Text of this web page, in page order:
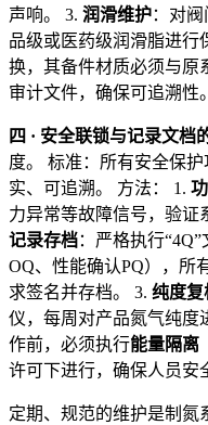
声响。 3. 润滑维护：对
品级或医药级润滑脂进行
换，其备件材质必须与原
审计文件，确保可追溯性。
四 · 安全联锁与记录文档
度。 标准：所有安全保
实、可追溯。 方法： 1.
力异常等故障信号，验证
记录存档：严格执行
OQ、性能确认PQ），所
求签名并存档。 3. 纯度复
仪，每周对产品氮气纯度
作前，必须执行能量隔离
许可下进行，确保人员安
定期、规范的维护是制氮